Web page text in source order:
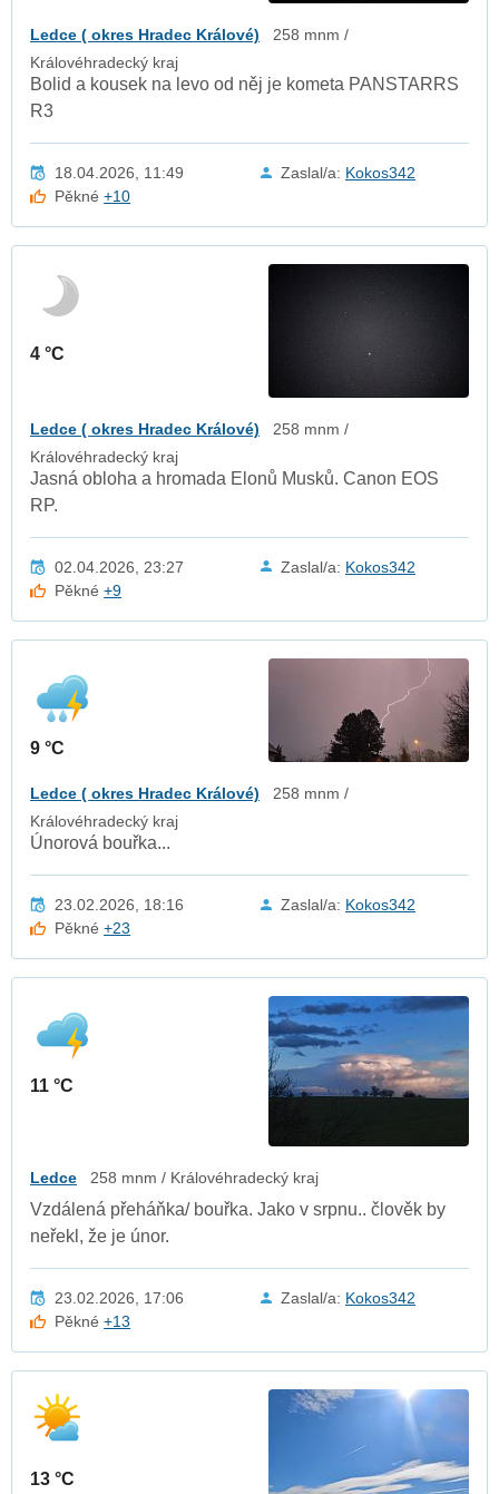
Ledce ( okres Hradec Králové)
258 mnm /
Královéhradecký kraj
Bolid a kousek na levo od něj je kometa PANSTARRS
R3
18.04.2026, 11:49 Zaslal/a: Kokos342
Pěkné+10
4 °C
Ledce ( okres Hradec Králové)
258 mnm /
Královéhradecký kraj
Jasná obloha a hromada Elonů Musků. Canon EOS
RP.
02.04.2026, 23:27 Zaslal/a: Kokos342
Pěkné+9
9 °C
Ledce ( okres Hradec Králové)
258 mnm /
Královéhradecký kraj
Únorová bouřka...
23.02.2026, 18:16 Zaslal/a: Kokos342
Pěkné+23
11 °C
Ledce 258 mnm / Královéhradecký kraj
Vzdálená přeháňka/ bouřka. Jako v srpnu.. člověk by
neřekl, že je únor.
23.02.2026, 17:06 Zaslal/a: Kokos342
Pěkné+13
13 °C